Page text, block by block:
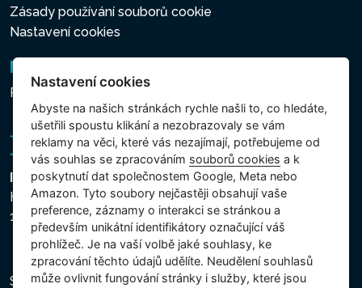
Zásady používání souborů cookie
Nastavení cookies
Newsletter
Přihlášení k odběru novinek
Intex Trading, s.r.o.
Hradecká 2526/3
130 00 Praha 3 - Česká republika
Společnost je zapsána u Městského soudu v Praze,
Nastavení cookies
Abyste na našich stránkách rychle našli to, co hledáte,
ušetřili spoustu klikání a nezobrazovaly se vám
reklamy na věci, které vás nezajímají, potřebujeme od
vás souhlas se zpracováním souborů cookies a k
poskytnutí dat společnostem Google, Meta nebo
Amazon. Tyto soubory nejčastěji obsahují vaše
preference, záznamy o interakci se stránkou a
především unikátní identifikátory označující váš
prohlížeč. Je na vaší volbě jaké souhlasy, ke
zpracování těchto údajů udělíte. Neudělení souhlasů
může ovlivnit fungování stránky i služby, které jsou